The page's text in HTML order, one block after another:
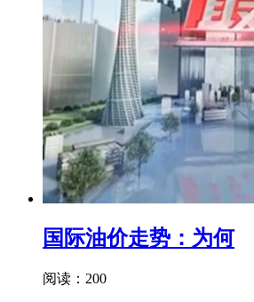
国际油价走势：为何
阅读：200